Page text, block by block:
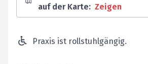
auf der Karte: Zeigen
Praxis ist rollstuhlgängig.